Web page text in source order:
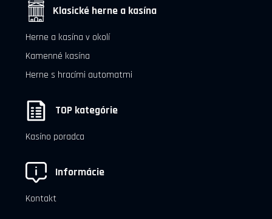
Klasické herne a kasína
Herne a kasína v okolí
Kamenné kasína
Herne s hracími automatmi
TOP kategórie
Kasíno poradca
Informácie
Kontakt